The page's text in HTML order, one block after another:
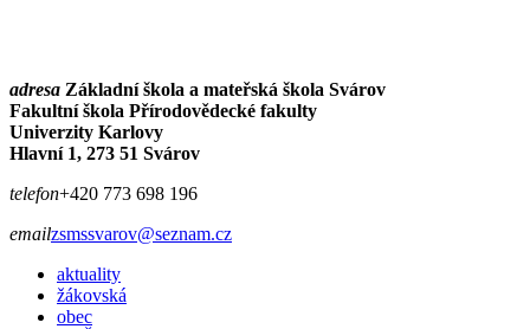
adresa Základní škola a mateřská škola Svárov
Fakultní škola Přírodovědecké fakulty
Univerzity Karlovy
Hlavní 1, 273 51 Svárov
telefon+420 773 698 196
emailzsmssvarov@seznam.cz
aktuality
žákovská
obec